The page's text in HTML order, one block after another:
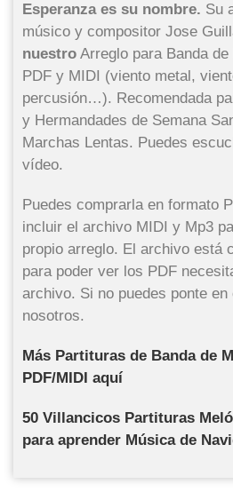
Esperanza es su nombre. Su
músico y compositor Jose
nuestro Arreglo para Banda
PDF y MIDI (viento metal,
percusión…). Recomendada
y Hermandades de Semana
Marchas Lentas. Puedes
vídeo.
Puedes comprarla en formato
incluir el archivo MIDI y Mp3
propio arreglo. El archivo está
para poder ver los PDF
archivo. Si no puedes ponte
nosotros.
Más Partituras de Banda de
PDF/MIDI aquí
50 Villancicos Partituras
para aprender Música de